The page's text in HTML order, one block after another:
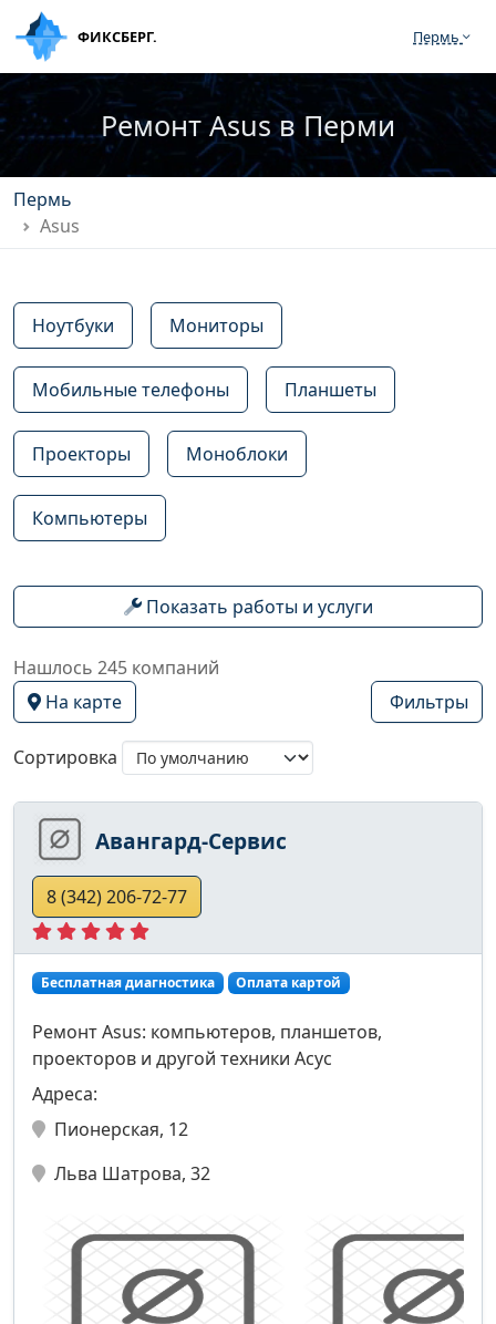
ФИКСБЕРГ. Пермь
Ремонт Asus в Перми
Пермь
Asus
Ноутбуки Мониторы
Мобильные телефоны Планшеты
Проекторы Моноблоки
Компьютеры
Показать работы и услуги
Нашлось 245 компаний
На карте
Фильтры
Сортировка
Авангард-Сервис
8 (342) 206-72-77
Бесплатная диагностика Оплата картой
Ремонт Asus: компьютеров, планшетов,
проекторов и другой техники Асус
Адреса:
Пионерская, 12
Льва Шатрова, 32